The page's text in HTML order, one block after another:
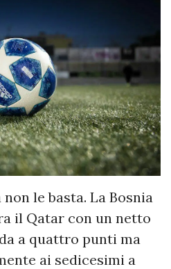
le basta. La Bosnia
il Qatar con un netto
a quattro punti ma
ai sedicesimi a